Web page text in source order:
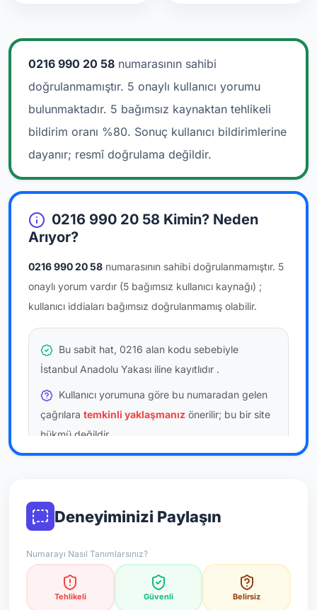
0216 990 20 58 numarasının sahibi
doğrulanmamıştır. 5 onaylı kullanıcı yorumu
bulunmaktadır. 5 bağımsız kaynaktan tehlikeli
bildirim oranı %80. Sonuç kullanıcı bildirimlerine
dayanır; resmî doğrulama değildir.
0216 990 20 58 Kimin? Neden
Arıyor?
0216 990 20 58 numarasının sahibi doğrulanmamıştır. 5
onaylı yorum vardır (5 bağımsız kullanıcı kaynağı) ;
kullanıcı iddiaları bağımsız doğrulanmamış olabilir.
Bu sabit hat, 0216 alan kodu sebebiyle
İstanbul Anadolu Yakası iline kayıtlıdır .
Kullanıcı yorumuna göre bu numaradan gelen
çağrılara temkinli yaklaşmanız önerilir; bu bir site
hükmü değildir.
Bu bilgiler onaylı kullanıcı bildirimlerine dayanır;
*Not: Değerlendirmeler onaylı kullanıcı yorumlarına göre
Deneyiminizi Paylaşın
Numarayı Nasıl Tanımlarsınız?
Tehlikeli Güvenli Belirsiz